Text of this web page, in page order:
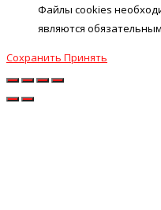
Файлы cookies
являются
Сохранить Принять